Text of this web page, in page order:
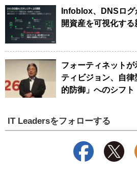
Infoblox、DNSロ
開資産を可視化する
フォーティネット
ティビジョン、自
的防御」へのシフト
IT Leadersをフォローする